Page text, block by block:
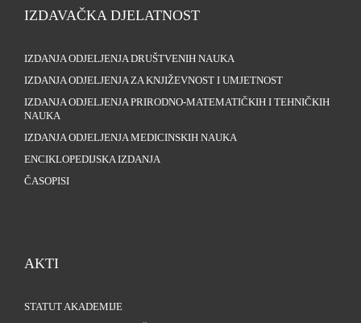
IZDAVAČKA DJELATNOST
IZDANJA ODJELJENJA DRUŠTVENIH NAUKA
IZDANJA ODJELJENJA ZA KNJIŽEVNOST I UMJETNOST
IZDANJA ODJELJENJA PRIRODNO-MATEMATIČKIH I TEHNIČKIH
NAUKA
IZDANJA ODJELJENJA MEDICINSKIH NAUKA
ENCIKLOPEDIJSKA IZDANJA
ČASOPISI
AKTI
STATUT AKADEMIJE